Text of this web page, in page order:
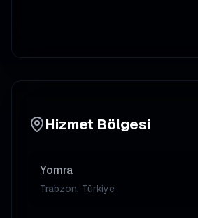
Hizmet Bölgesi
Yomra
Trabzon, Türkiye